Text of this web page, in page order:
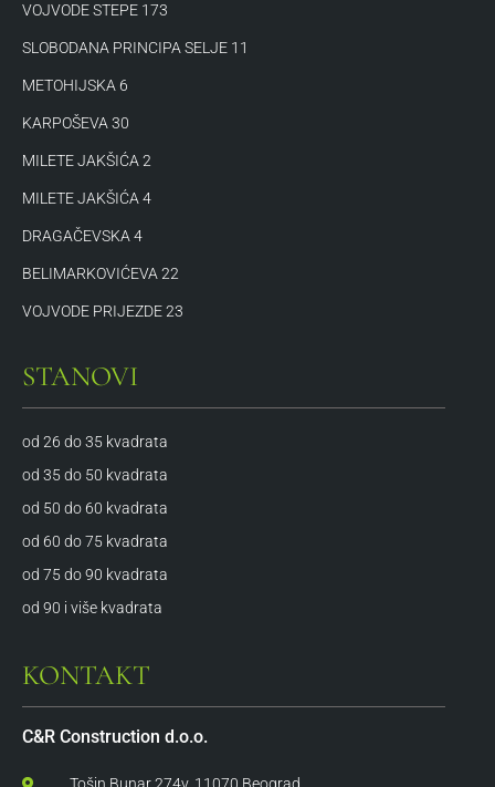
VOJVODE STEPE 173
SLOBODANA PRINCIPA SELJE 11
METOHIJSKA 6
KARPOŠEVA 30
MILETE JAKŠIĆA 2
MILETE JAKŠIĆA 4
DRAGAČEVSKA 4
BELIMARKOVIĆEVA 22
VOJVODE PRIJEZDE 23
STANOVI
od 26 do 35 kvadrata
od 35 do 50 kvadrata
od 50 do 60 kvadrata
od 60 do 75 kvadrata
od 75 do 90 kvadrata
od 90 i više kvadrata
KONTAKT
C&R Construction d.o.o.